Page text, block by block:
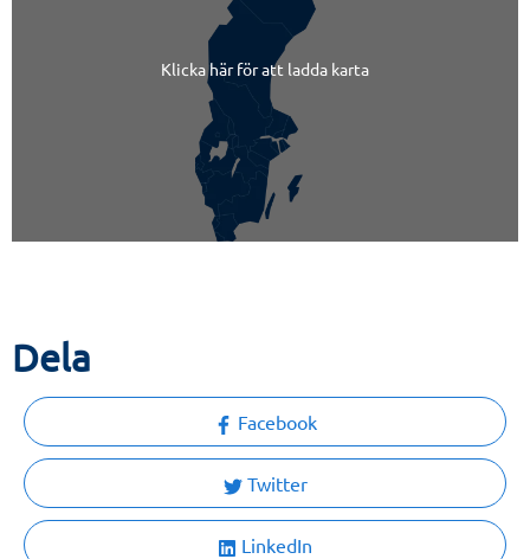
Klicka här för att ladda karta
Dela
Facebook
Twitter
LinkedIn